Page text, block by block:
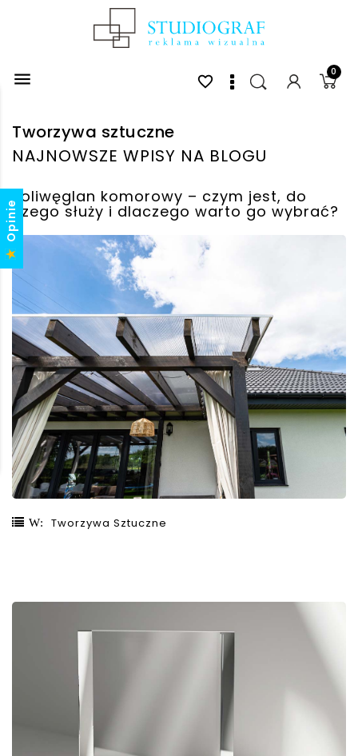
 0
favorite_border
Tworzywa sztuczne
NAJNOWSZE WPISY NA BLOGU
Poliwęglan komorowy – czym jest, do
czego służy i dlaczego warto go wybrać?
W: Tworzywa Sztuczne
Opinie